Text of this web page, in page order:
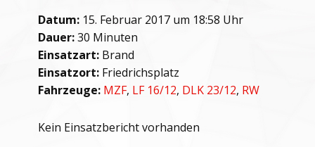
Datum: 15. Februar 2017 um 18:58 Uhr
Dauer:30 Minuten
Einsatzart: Brand
Einsatzort: Friedrichsplatz
Fahrzeuge: MZF, LF 16/12, DLK 23/12, RW
Kein Einsatzbericht vorhanden